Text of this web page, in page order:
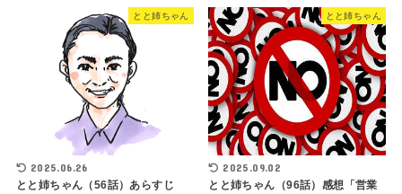
とと姉ちゃん
2025.06.26
とと姉ちゃん（56話）あらすじ
とと姉ちゃん
2025.09.02
とと姉ちゃん（96話）感想「営業